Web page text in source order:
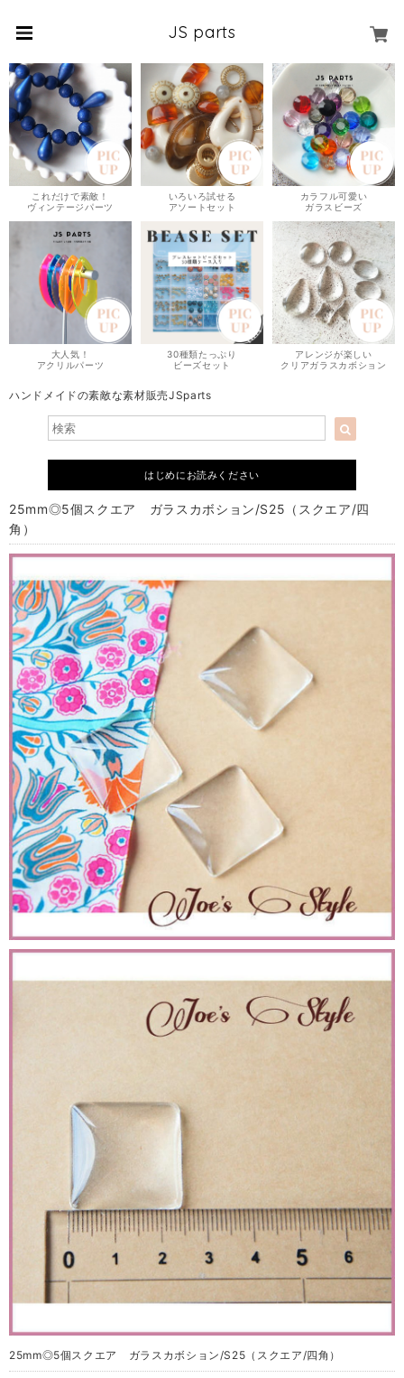
JS parts
これだけで素敵！
ヴィンテージパーツ
いろいろ試せる
アソートセット
カラフル可愛い
ガラスビーズ
大人気！
アクリルパーツ
30種類たっぷり
ビーズセット
アレンジが楽しい
クリアガラスカボション
ハンドメイドの素敵な素材販売JSparts
はじめにお読みください
25mm◎5個スクエア ガラスカボション/S25（スクエア/四
角）
25mm◎5個スクエア ガラスカボション/S25（スクエア/四角）